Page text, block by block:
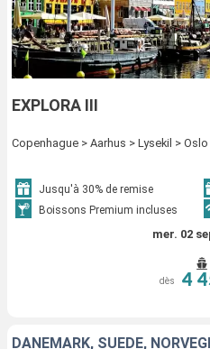
EXPLORA III
Copenhague > Aarhus > Lysekil >
Jusqu'à 30% de remise
Boissons Premium incluses
mer. 02
dès 4